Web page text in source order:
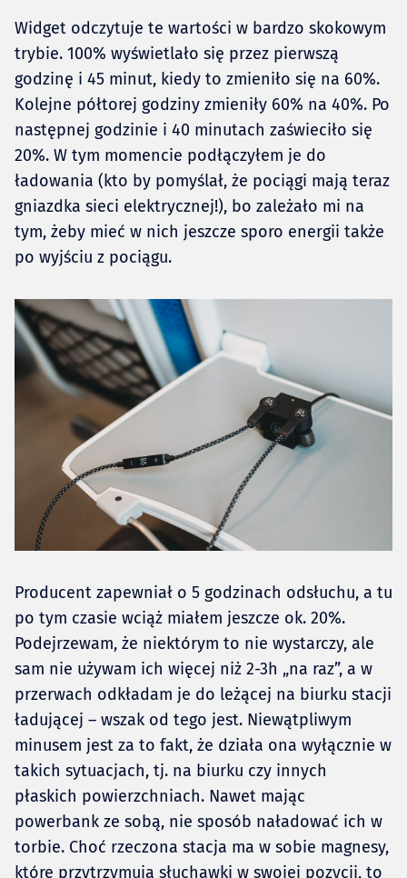
Widget odczytuje te wartości w bardzo skokowym
trybie. 100% wyświetlało się przez pierwszą
godzinę i 45 minut, kiedy to zmieniło się na 60%.
Kolejne półtorej godziny zmieniły 60% na 40%. Po
następnej godzinie i 40 minutach zaświeciło się
20%. W tym momencie podłączyłem je do
ładowania (kto by pomyślał, że pociągi mają teraz
gniazdka sieci elektrycznej!), bo zależało mi na
tym, żeby mieć w nich jeszcze sporo energii także
po wyjściu z pociągu.
Producent zapewniał o 5 godzinach odsłuchu, a tu
po tym czasie wciąż miałem jeszcze ok. 20%.
Podejrzewam, że niektórym to nie wystarczy, ale
sam nie używam ich więcej niż 2-3h „na raz”, a w
przerwach odkładam je do leżącej na biurku stacji
ładującej – wszak od tego jest. Niewątpliwym
minusem jest za to fakt, że działa ona wyłącznie w
takich sytuacjach, tj. na biurku czy innych
płaskich powierzchniach. Nawet mając
powerbank ze sobą, nie sposób naładować ich w
torbie. Choć rzeczona stacja ma w sobie magnesy,
które przytrzymują słuchawki w swojej pozycji, to